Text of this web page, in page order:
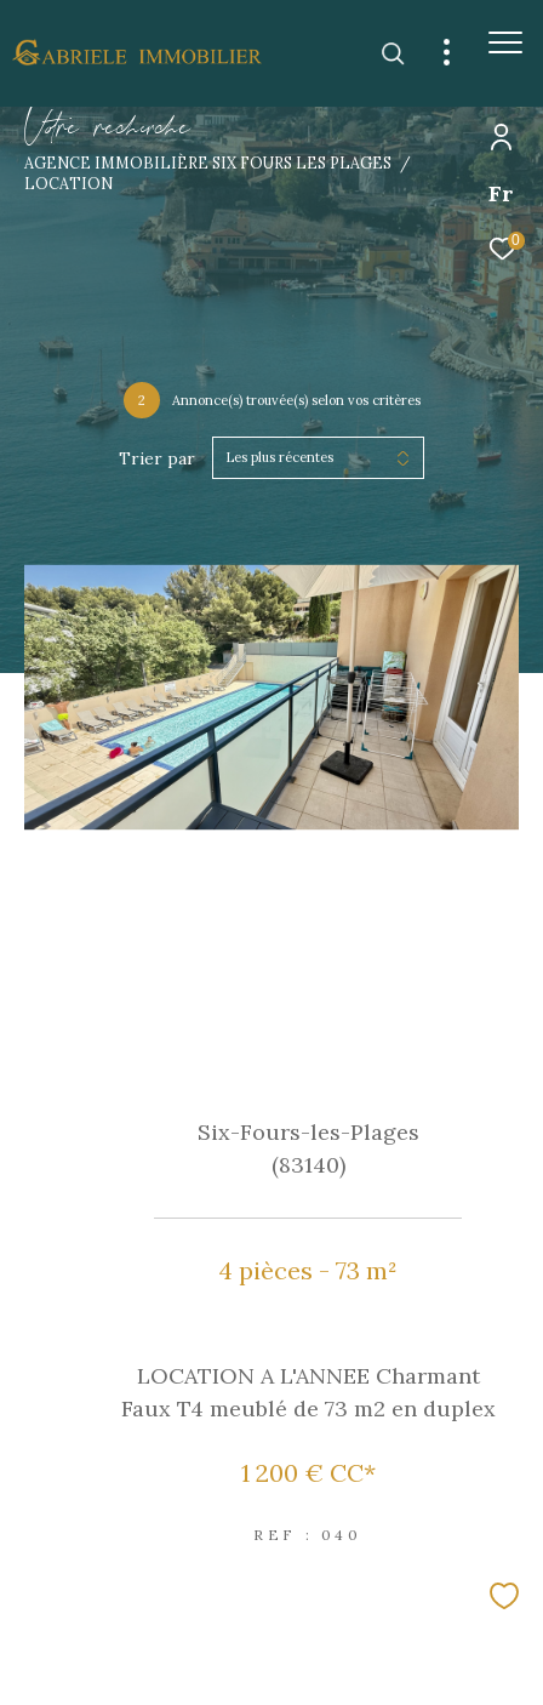
Fr
0
Vore recece
AGENCE IMMOBILIÈRE SIX FOURS LES PLAGES
LOCATION
2 Annonce(s) trouvée(s) selon vos critères
Trier par Les plus récentes
Six-Fours-les-Plages
(83140)
4 pièces - 73 m²
LOCATION A L'ANNEE Charmant
Faux T4 meublé de 73 m2 en duplex
1 200 € CC*
REF : 040